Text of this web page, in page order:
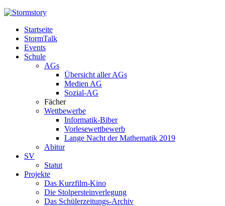
Stormstory
Eure digitale Schülerzeitung
Startseite
StormTalk
Events
Schule
AGs
Übersicht aller AGs
Medien AG
Sozial-AG
Fächer
Wettbewerbe
Informatik-Biber
Vorlesewettbewerb
Lange Nacht der Mathematik 2019
Abitur
SV
Statut
Projekte
Das Kurzfilm-Kino
Die Stolpersteinverlegung
Das Schülerzeitungs-Archiv